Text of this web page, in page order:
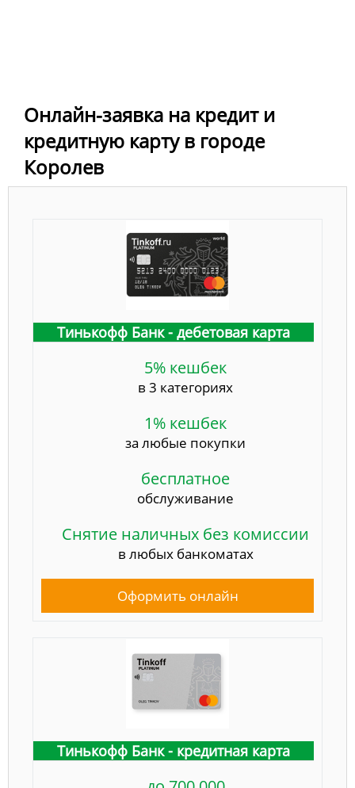
Онлайн-заявка на кредит и
кредитную карту в городе
Королев
Тинькофф Банк - дебетовая карта
5% кешбек
в 3 категориях
1% кешбек
за любые покупки
бесплатное
обслуживание
Снятие наличных без комиссии
в любых банкоматах
Оформить онлайн
Тинькофф Банк - кредитная карта